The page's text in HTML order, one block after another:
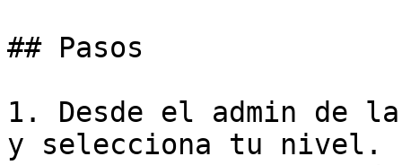
## Pasos
1. Desde el admin de
y selecciona tu nivel.